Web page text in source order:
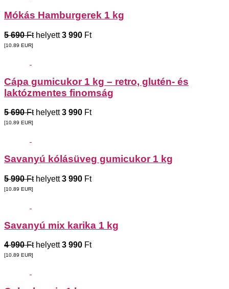
Mókás Hamburgerek 1 kg
5 690 Fthelyett3 990 Ft
[10.89 EUR]
Cápa gumicukor 1 kg – retro, glutén- és
laktózmentes finomság
5 690 Fthelyett3 990 Ft
[10.89 EUR]
Savanyú kólásüveg gumicukor 1 kg
5 990 Fthelyett3 990 Ft
[10.89 EUR]
Savanyú mix karika 1 kg
4 990 Fthelyett3 990 Ft
[10.89 EUR]